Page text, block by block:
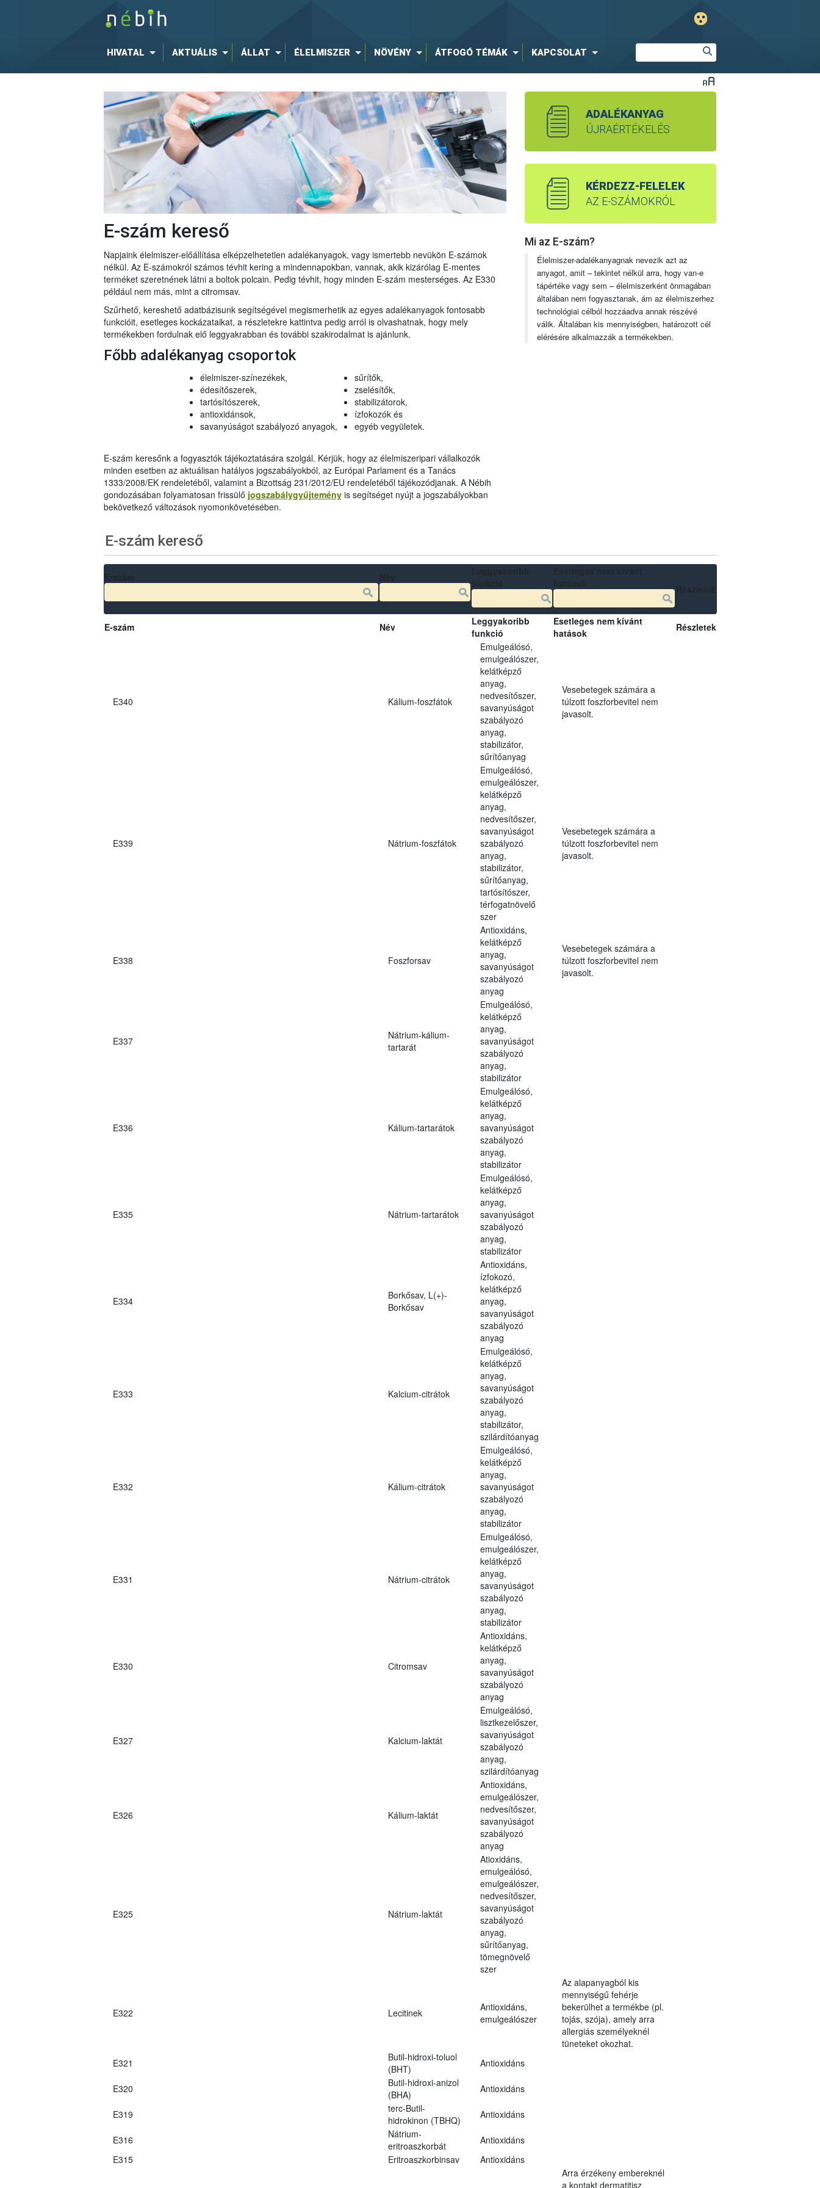
HIVATAL AKTUÁLIS ÁLLAT ÉLELMISZER NÖVÉNY ÁTFOGÓ TÉMÁK KAPCSOLAT
E-szám kereső
Napjaink élelmiszer-előállítása elképzelhetetlen adalékanyagok, vagy ismertebb nevükön E-számok
nélkül. Az E-számokról számos tévhit kering a mindennapokban, vannak, akik kizárólag E-mentes
terméket szeretnének látni a boltok polcain. Pedig tévhit, hogy minden E-szám mesterséges. Az E330
például nem más, mint a citromsav.
Szűrhető, kereshető adatbázisunk segítségével megismerhetik az egyes adalékanyagok fontosabb
funkcióit, esetleges kockázataikat, a részletekre kattintva pedig arról is olvashatnak, hogy mely
termékekben fordulnak elő leggyakrabban és további szakirodalmat is ajánlunk.
Főbb adalékanyag csoportok
élelmiszer-színezékek,
édesítőszerek,
tartósítószerek,
antioxidánsok,
savanyúságot szabályozó anyagok,
sűrítők,
zselésítők,
stabilizátorok,
ízfokozók és
egyéb vegyületek.
E-szám keresőnk a fogyasztók tájékoztatására szolgál. Kérjük, hogy az élelmiszeripari vállalkozók
minden esetben az aktuálisan hatályos jogszabályokból, az Európai Parlament és a Tanács
1333/2008/EK rendeletéből, valamint a Bizottság 231/2012/EU rendeletéből tájékozódjanak. A Nébih
gondozásában folyamatosan frissülő jogszabálygyűjteményis segítséget nyújt a jogszabályokban
bekövetkező változások nyomonkövetésében.
ADALÉKANYAG
ÚJRAÉRTÉKELÉS
KÉRDEZZ-FELELEK
AZ E-SZÁMOKRÓL
Mi az E-szám?
Élelmiszer-adalékanyagnak nevezik azt az
anyagot, amit – tekintet nélkül arra, hogy van-e
tápértéke vagy sem – élelmiszerként önmagában
általában nem fogyasztanak, ám az élelmiszerhez
technológiai célból hozzáadva annak részévé
válik. Általában kis mennyiségben, határozott cél
elérésére alkalmazzák a termékekben.
E-szám kereső
E-szám Név
Leggyakoribb
funkció
Esetleges nem kívánt
hatások
Részletek
E340 Kálium-foszfátok
Emulgeálósó,
emulgeálószer,
kelátképző
anyag,
nedvesítőszer,
savanyúságot
szabályozó
anyag,
stabilizátor,
sűrítőanyag
Vesebetegek számára a
túlzott foszforbevitel nem
javasolt.
E339 Nátrium-foszfátok
Emulgeálósó,
emulgeálószer,
kelátképző
anyag,
nedvesítőszer,
savanyúságot
szabályozó
anyag,
stabilizátor,
sűrítőanyag,
tartósítószer,
térfogatnövelő
szer
Vesebetegek számára a
túlzott foszforbevitel nem
javasolt.
E338 Foszforsav
Antioxidáns,
kelátképző
anyag,
savanyúságot
szabályozó
anyag
Vesebetegek számára a
túlzott foszforbevitel nem
javasolt.
E337
Nátrium-kálium-
tartarát
Emulgeálósó,
kelátképző
anyag,
savanyúságot
szabályozó
anyag,
stabilizátor
E336 Kálium-tartarátok
Emulgeálósó,
kelátképző
anyag,
savanyúságot
szabályozó
anyag,
stabilizátor
E335 Nátrium-tartarátok
Emulgeálósó,
kelátképző
anyag,
savanyúságot
szabályozó
anyag,
stabilizátor
E334
Borkősav, L(+)-
Borkősav
Antioxidáns,
ízfokozó,
kelátképző
anyag,
savanyúságot
szabályozó
anyag
E333 Kalcium-citrátok
Emulgeálósó,
kelátképző
anyag,
savanyúságot
szabályozó
anyag,
stabilizátor,
szilárdítóanyag
E332 Kálium-citrátok
Emulgeálósó,
kelátképző
anyag,
savanyúságot
szabályozó
anyag,
stabilizátor
E331 Nátrium-citrátok
Emulgeálósó,
emulgeálószer,
kelátképző
anyag,
savanyúságot
szabályozó
anyag,
stabilizátor
E330 Citromsav
Antioxidáns,
kelátképző
anyag,
savanyúságot
szabályozó
anyag
E327 Kalcium-laktát
Emulgeálósó,
lisztkezelőszer,
savanyúságot
szabályozó
anyag,
szilárdítóanyag
E326 Kálium-laktát
Antioxidáns,
emulgeálószer,
nedvesítőszer,
savanyúságot
szabályozó
anyag
E325 Nátrium-laktát
Atioxidáns,
emulgeálósó,
emulgeálószer,
nedvesítőszer,
savanyúságot
szabályozó
anyag,
sűrítőanyag,
tömegnövelő
szer
E322 Lecitinek
Antioxidáns,
emulgeálószer
Az alapanyagból kis
mennyiségű fehérje
bekerülhet a termékbe (pl.
tojás, szója), amely arra
allergiás személyeknél
tüneteket okozhat.
E321
Butil-hidroxi-toluol
(BHT)
Antioxidáns
E320
Butil-hidroxi-anizol
(BHA)
Antioxidáns
E319
terc-Butil-
hidrokinon (TBHQ)
Antioxidáns
E316
Nátrium-
eritroaszkorbát
Antioxidáns
E315
Eritroaszkorbinsav Antioxidáns
Arra érzékeny embereknél
a kontakt dermatitisz